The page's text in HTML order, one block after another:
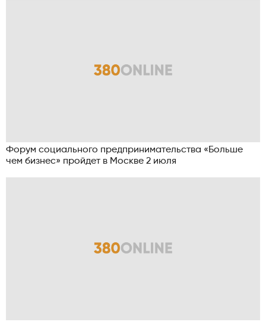
Форум социального предпринимательства «Больше
чем бизнес» пройдет в Москве 2 июля